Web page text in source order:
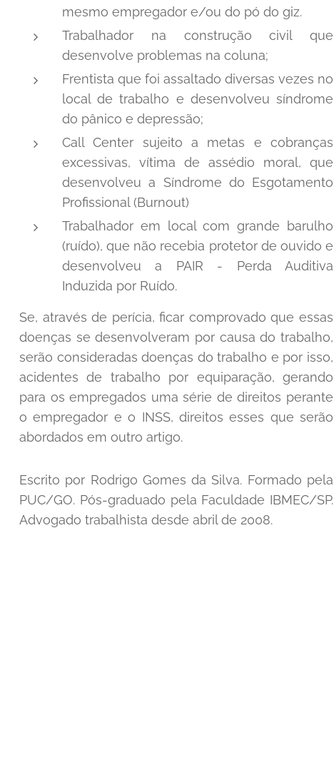
mesmo empregador e/ou do pó do giz.
Trabalhador na construção civil que
desenvolve problemas na coluna;
Frentista que foi assaltado diversas vezes no
local de trabalho e desenvolveu síndrome
do pânico e depressão;
Call Center sujeito a metas e cobranças
excessivas, vítima de assédio moral, que
desenvolveu a Síndrome do Esgotamento
Profissional (Burnout)
Trabalhador em local com grande barulho
(ruído), que não recebia protetor de ouvido e
desenvolveu a PAIR - Perda Auditiva
Induzida por Ruído.
Se, através de perícia, ficar comprovado que essas
doenças se desenvolveram por causa do trabalho,
serão consideradas doenças do trabalho e por isso,
acidentes de trabalho por equiparação, gerando
para os empregados uma série de direitos perante
o empregador e o INSS, direitos esses que serão
abordados em outro artigo.
Escrito por Rodrigo Gomes da Silva. Formado pela
PUC/GO. Pós-graduado pela Faculdade IBMEC/SP.
Advogado trabalhista desde abril de 2008.